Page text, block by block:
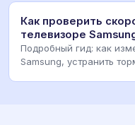
Как проверить
телевизоре
Подробный гид: как
Samsung, устранить